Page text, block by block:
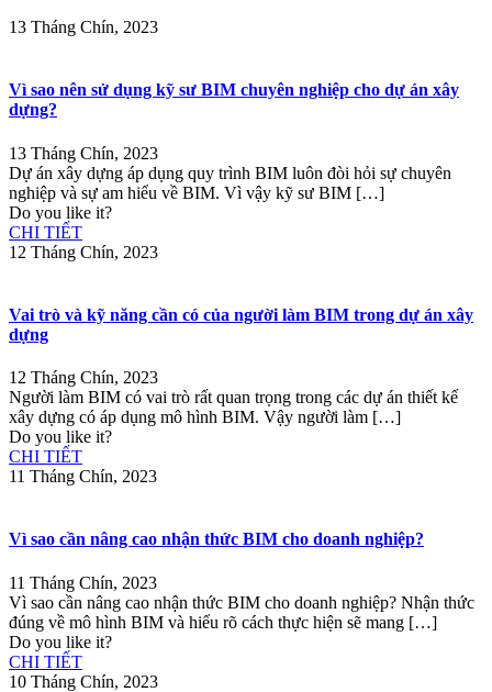
13 Tháng Chín, 2023
Vì sao nên sử dụng kỹ sư BIM chuyên nghiệp cho dự án xây
dựng?
13 Tháng Chín, 2023
Dự án xây dựng áp dụng quy trình BIM luôn đòi hỏi sự chuyên
nghiệp và sự am hiểu về BIM. Vì vậy kỹ sư BIM […]
Do you like it?
CHI TIẾT
12 Tháng Chín, 2023
Vai trò và kỹ năng cần có của người làm BIM trong dự án xây
dựng
12 Tháng Chín, 2023
Người làm BIM có vai trò rất quan trọng trong các dự án thiết kế
xây dựng có áp dụng mô hình BIM. Vậy người làm […]
Do you like it?
CHI TIẾT
11 Tháng Chín, 2023
Vì sao cần nâng cao nhận thức BIM cho doanh nghiệp?
11 Tháng Chín, 2023
Vì sao cần nâng cao nhận thức BIM cho doanh nghiệp? Nhận thức
đúng về mô hình BIM và hiểu rõ cách thực hiện sẽ mang […]
Do you like it?
CHI TIẾT
10 Tháng Chín, 2023